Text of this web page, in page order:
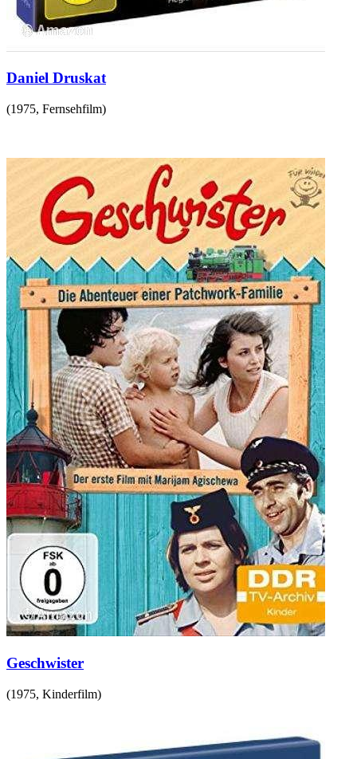
Daniel Druskat
(1975, Fernsehfilm)
Geschwister
(1975, Kinderfilm)